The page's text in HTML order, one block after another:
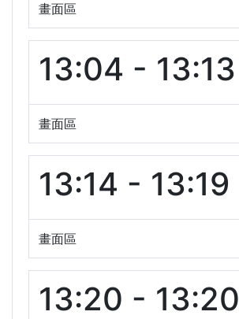
畫面區
13:04 - 13:13
畫面區
13:14 - 13:19
畫面區
13:20 - 13:20